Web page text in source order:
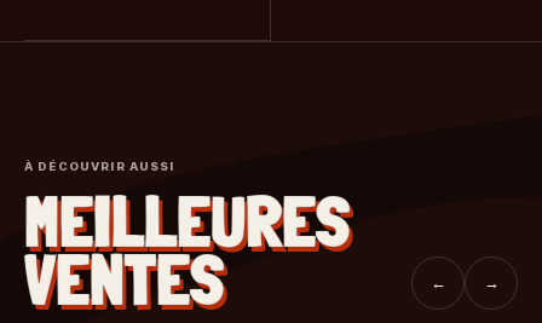
À DÉCOUVRIR AUSSI
MEILLEURES
VENTES ← →